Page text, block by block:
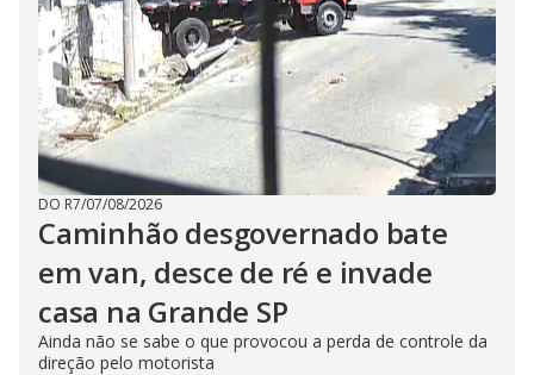
DO R7/07/08/2026
Caminhão desgovernado bate
em van, desce de ré e invade
casa na Grande SP
Ainda não se sabe o que provocou a perda de controle da
direção pelo motorista